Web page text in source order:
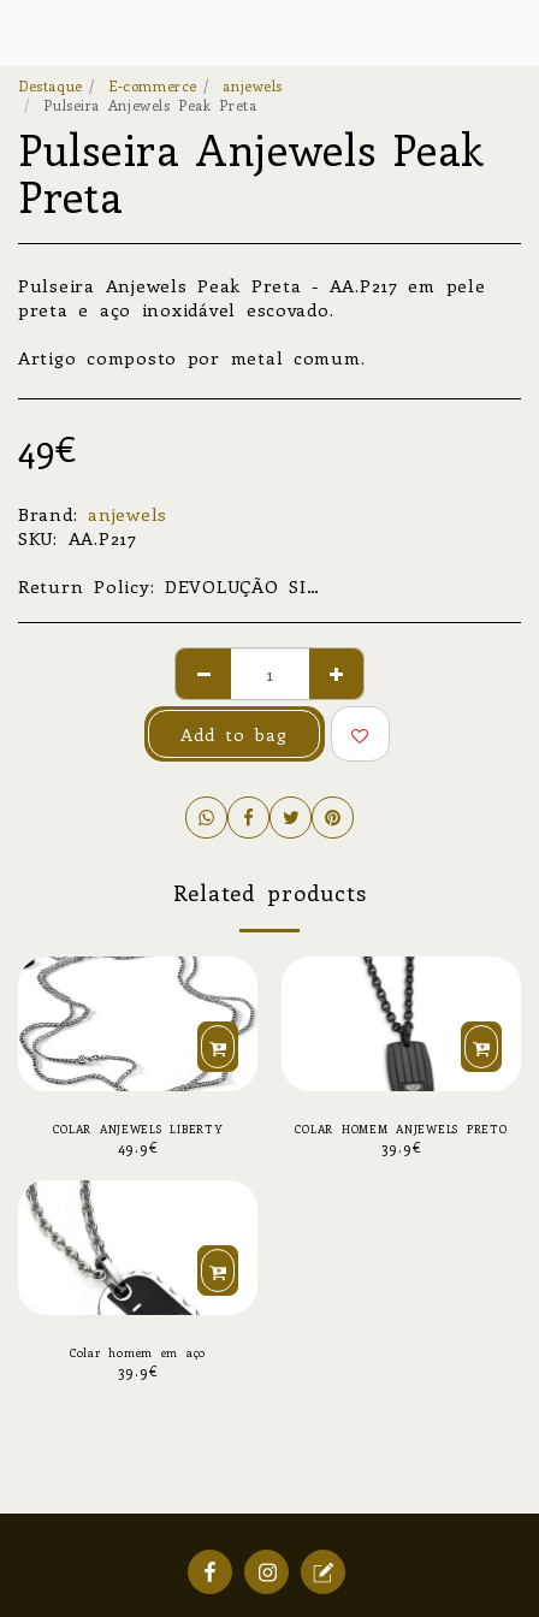
Destaque E-commerce
anjewels
Pulseira Anjewels Peak Preta
Pulseira Anjewels Peak
Preta
Pulseira Anjewels Peak Preta - AA.P217 em pele
preta e aço inoxidável escovado.
Artigo composto por metal comum.
49€
Brand: anjewels
SKU: AA.P217
Return Policy: DEVOLUÇÃO SIMPLES NÃO RELATIVA A GARANTIA O produto deverá ser devolvido na sua condição original, com todo o material de acompanhamento e informação original. O envio e o respetivo transporte do produto são da total responsabilidade do cliente. A devolução deverá ocorrer num prazo de 30 dias, a partir da data de receção do produto na morada do cliente. DEVOLUÇÃO ABRANGIDA POR GARANTIA O produto deverá ser enviado devidamente acondicionado, sob a responsabilidade e a cargo do cliente; este envio poderá ser restituível. O processamento da garantia poderá demorar, no máximo, 30 dias, a contar da data de receção do pacote na morada Av. Central das Termas, Ed. S. Vicente n184 4575-367 Termas de S. Vicente PNF. O cliente receberá informações atualizadas sobre o estado de garantia do seu produto e presumível data de entrega; no caso de se tratar de uma garantia parcial ou nula, consulte a secção de Assistência da Marca. REPARAÇÕES E MANUTENÇÕES A orçamentação, prazo de execução e data estimada de entrega apenas serão apuradas após análise da peça e levantamento das tarefas a realizar, tendo, o cliente, 30 dias para aceitar o orçamento; após esse prazo, as condições apresentadas terão de ser reavaliadas. Antes da análise mencionada, poderão ser fornecidos valores por telefone, e-mail ou outro meio não presencial, no entanto, estes devem ser considerados, apenas, como indicativos, podendo não refletir o valor final orçamentado.
Add to bag
Related products
COLAR ANJEWELS LIBERTY
49.9€
COLAR HOMEM ANJEWELS PRETO
39.9€
Colar homem em aço
39.9€